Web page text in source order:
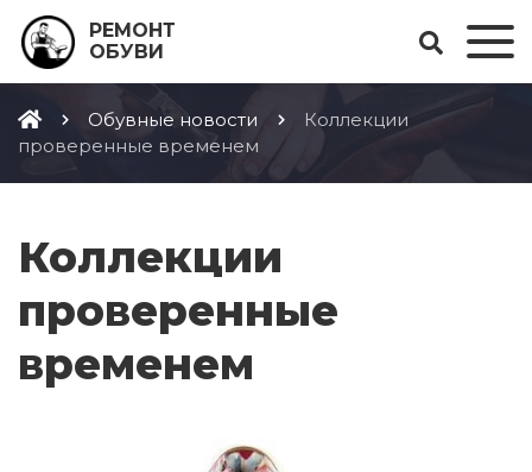
РЕМОНТ
ОБУВИ
Обувные новости
Коллекции
проверенные временем
Коллекции
проверенные
временем